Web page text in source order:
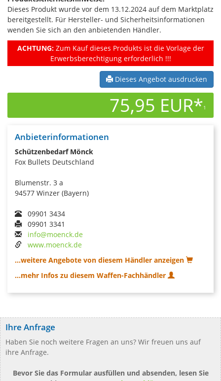
Dieses Produkt wurde vor dem 13.12.2024 auf dem Marktplatz
bereitgestellt. Für Hersteller- und Sicherheitsinformationen
wenden Sie sich an den anbietenden Händler.
ACHTUNG:Zum Kauf dieses Produkts ist die Vorlage der
Erwerbsberechtigung erforderlich !!!
Dieses Angebot ausdrucken
75,95 EUR*1
Anbieterinformationen
Schützenbedarf Mönck
Fox Bullets Deutschland
Blumenstr. 3 a
94577 Winzer (Bayern)
09901 3434
09901 3341
info@moenck.de
www.moenck.de
...weitere Angebote von diesem Händler anzeigen
...mehr Infos zu diesem Waffen-Fachhändler
Ihre Anfrage
Haben Sie noch weitere Fragen an uns? Wir freuen uns auf
ihre Anfrage.
Bevor Sie das Formular ausfüllen und absenden, lesen Sie